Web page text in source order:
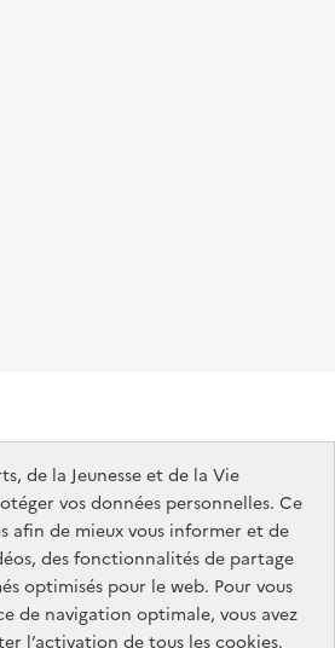
et education.gouv.fr.
public.gouv.fr
de la Jeunesse et de la Vie
vos données personnelles. Ce
afin de mieux vous informer et de
des fonctionnalités de partage
optimisés pour le web. Pour vous
de navigation optimale, vous avez
l’activation de tous les cookies.